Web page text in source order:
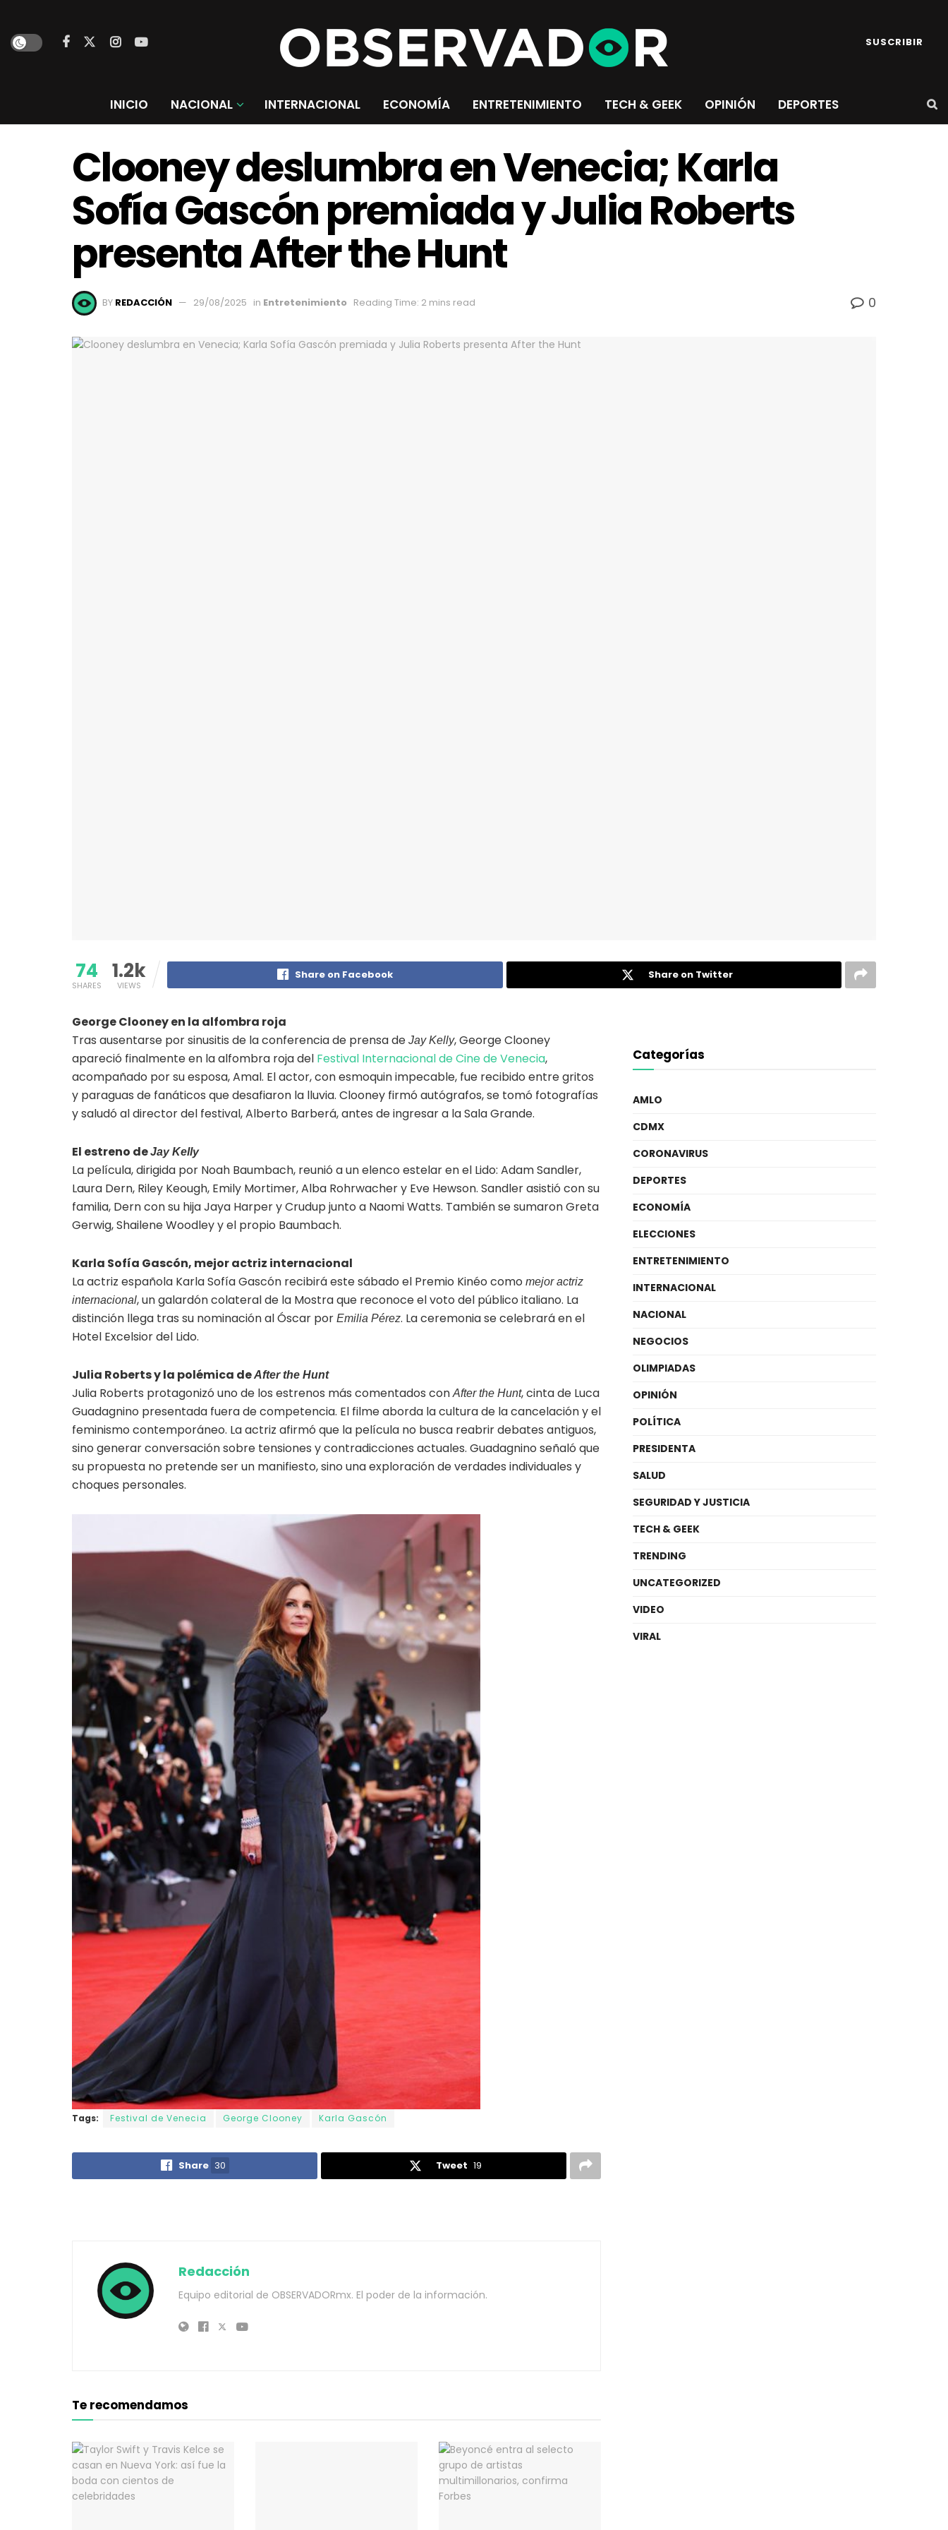
SUSCRIBIR
INICIO NACIONAL INTERNACIONAL ECONOMÍA ENTRETENIMIENTO TECH & GEEK OPINIÓN DEPORTES
Clooney deslumbra en Venecia; Karla
Sofía Gascón premiada y Julia Roberts
presenta After the Hunt
BY REDACCIÓN 29/08/2025 in Entretenimiento Reading Time: 2 mins read 0
74
SHARES
1.2k
VIEWS
Share on Facebook Share on Twitter
George Clooney en la alfombra roja
Tras ausentarse por sinusitis de la conferencia de prensa de Jay Kelly, George Clooney
apareció finalmente en la alfombra roja del Festival Internacional de Cine de Venecia,
acompañado por su esposa, Amal. El actor, con esmoquin impecable, fue recibido entre gritos
y paraguas de fanáticos que desafiaron la lluvia. Clooney firmó autógrafos, se tomó fotografías
y saludó al director del festival, Alberto Barberá, antes de ingresar a la Sala Grande.
El estreno deJay Kelly
La película, dirigida por Noah Baumbach, reunió a un elenco estelar en el Lido: Adam Sandler,
Laura Dern, Riley Keough, Emily Mortimer, Alba Rohrwacher y Eve Hewson. Sandler asistió con su
familia, Dern con su hija Jaya Harper y Crudup junto a Naomi Watts. También se sumaron Greta
Gerwig, Shailene Woodley y el propio Baumbach.
Karla Sofía Gascón, mejor actriz internacional
La actriz española Karla Sofía Gascón recibirá este sábado el Premio Kinéo como mejor actriz
internacional, un galardón colateral de la Mostra que reconoce el voto del público italiano. La
distinción llega tras su nominación al Óscar por Emilia Pérez. La ceremonia se celebrará en el
Hotel Excelsior del Lido.
Julia Roberts y la polémica deAfter the Hunt
Julia Roberts protagonizó uno de los estrenos más comentados conAfter the Hunt, cinta de Luca
Guadagnino presentada fuera de competencia. El filme aborda la cultura de la cancelación y el
feminismo contemporáneo. La actriz afirmó que la película no busca reabrir debates antiguos,
sino generar conversación sobre tensiones y contradicciones actuales. Guadagnino señaló que
su propuesta no pretende ser un manifiesto, sino una exploración de verdades individuales y
choques personales.
Tags: Festival de Venecia George Clooney Karla Gascón
Share 30 Tweet 19
Redacción
Equipo editorial de OBSERVADORmx. El poder de la información.
Te recomendamos
Categorías
AMLO
CDMX
CORONAVIRUS
DEPORTES
ECONOMÍA
ELECCIONES
ENTRETENIMIENTO
INTERNACIONAL
NACIONAL
NEGOCIOS
OLIMPIADAS
OPINIÓN
POLÍTICA
PRESIDENTA
SALUD
SEGURIDAD Y JUSTICIA
TECH & GEEK
TRENDING
UNCATEGORIZED
VIDEO
VIRAL